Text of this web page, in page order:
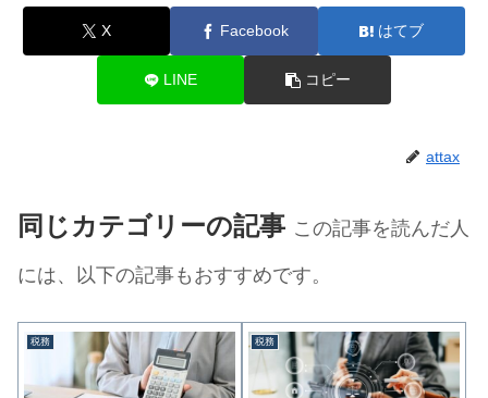
X Facebook はてブ
LINE コピー
attax
同じカテゴリーの記事 この記事を読んだ人
には、以下の記事もおすすめです。
税務 税務